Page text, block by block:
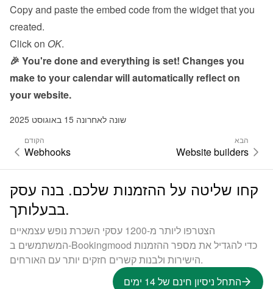
Copy and paste the embed code from the widget that you
created.
Click on OK.
🎉 You're done and everything is set! Changes you
make to your calendar will automatically reflect on
your website.
שונה לאחרונה 15 באוגוסט 2025
הקודם
Webhooks
הבא
Website builders
קחו שליטה על ההזמנות שלכם. בנה עסק
בבעלותך.
הצטרפו ליותר מ-1200 עסקי השכרת נופש עצמאיים
המשתמשים ב-Bookingmood כדי להגדיל את מספר ההזמנות
הישירות ולבנות קשרים חזקים יותר עם האורחים.
התחל ניסיון חינם של 14 ימים